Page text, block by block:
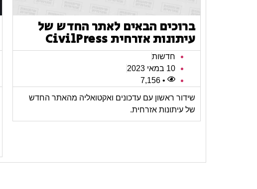
ברוכים הבאים לאתר החדש של
עיתונות אזרחית CivilPress
חדשות
10 במאי 2023
• 7,156
שידור ראשון עם עדכונים ואקטואליה מהאתר החדש
של עיתונות אזרחית.